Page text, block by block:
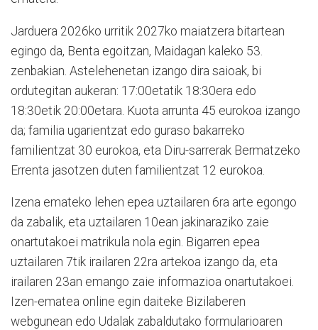
Jarduera 2026ko urritik 2027ko maiatzera bitartean
egingo da, Benta egoitzan, Maidagan kaleko 53.
zenbakian. Astelehenetan izango dira saioak, bi
ordutegitan aukeran: 17:00etatik 18:30era edo
18:30etik 20:00etara. Kuota arrunta 45 eurokoa izango
da; familia ugarientzat edo guraso bakarreko
familientzat 30 eurokoa, eta Diru-sarrerak Bermatzeko
Errenta jasotzen duten familientzat 12 eurokoa.
Izena emateko lehen epea uztailaren 6ra arte egongo
da zabalik, eta uztailaren 10ean jakinaraziko zaie
onartutakoei matrikula nola egin. Bigarren epea
uztailaren 7tik irailaren 22ra artekoa izango da, eta
irailaren 23an emango zaie informazioa onartutakoei.
Izen-ematea online egin daiteke Bizilaberen
webgunean edo Udalak zabaldutako formularioaren